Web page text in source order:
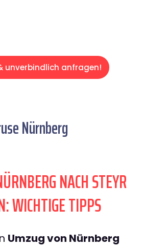
unverbindlich anfragen!
Nürnberg
NACH STEYR
WICHTIGE TIPPS
Umzug von Nürnberg